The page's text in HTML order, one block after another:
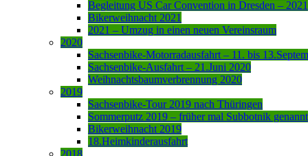
Begleitung US Car Convention in Dresden – 2021
Bikerweihnacht 2021
2021 – Umzug in einen neuen Vereinsraum
2020
Sachsenbike-Motorradausfahrt – 11. bis
Sachsenbike-Ausfahrt – 21.Juni 2020
Weihnachtsbaumverbrennung 2020
2019
Sachsenbike-Tour 2019 nach Thüringen
Sommerputz 2019 – früher mal Subbotnik genannt
Bikerweihnacht 2019
18.Heimkinderausfahrt
2018